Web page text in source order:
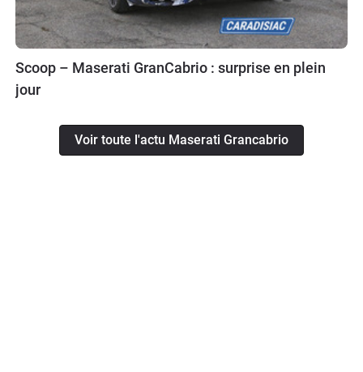
Scoop – Maserati GranCabrio : surprise en plein
jour
Voir toute l'actu Maserati Grancabrio